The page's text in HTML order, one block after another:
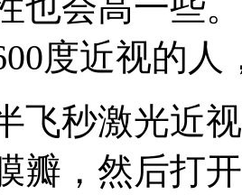
度近视的
飞秒激光近
瓣，然后打